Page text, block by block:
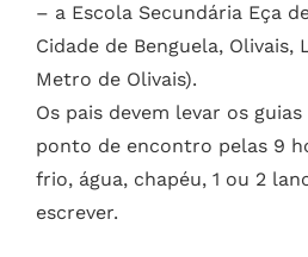
– a Escola Secundária Eça
Cidade de Benguela, Olivais,
Metro de Olivais).
Os pais devem levar os
ponto de encontro pelas 9
frio, água, chapéu, 1 ou 2
escrever.